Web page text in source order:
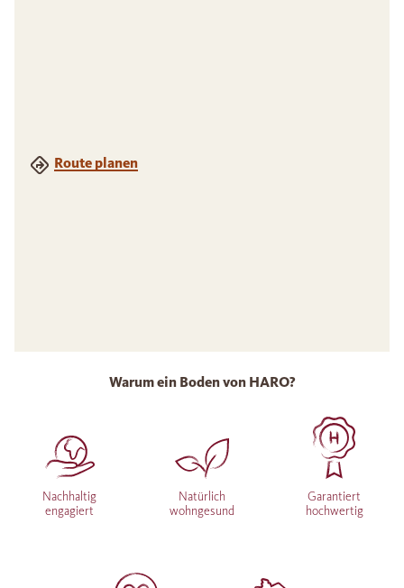
Route planen
Warum ein Boden von HARO?
Nachhaltig
engagiert
Natürlich
wohngesund
Garantiert
hochwertig